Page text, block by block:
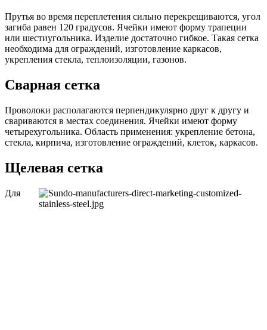
Прутья во время переплетения сильно перекрещиваются, угол
загиба равен 120 градусов. Ячейки имеют форму трапеции
или шестиугольника. Изделие достаточно гибкое. Такая сетка
необходима для ограждений, изготовление каркасов,
укрепления стекла, теплоизоляции, газонов.
Сварная сетка
Проволоки располагаются перпендикулярно друг к другу и
свариваются в местах соединения. Ячейки имеют форму
четырехугольника. Область применения: укрепление бетона,
стекла, кирпича, изготовление ограждений, клеток, каркасов.
Щелевая сетка
Для